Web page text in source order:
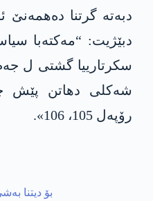
دبەته‌ گرتنا دەهمەنێ
دبێژیت: “مەکتەبا
سكرتارییا گشتی ل
رۆپەل 105، 106».